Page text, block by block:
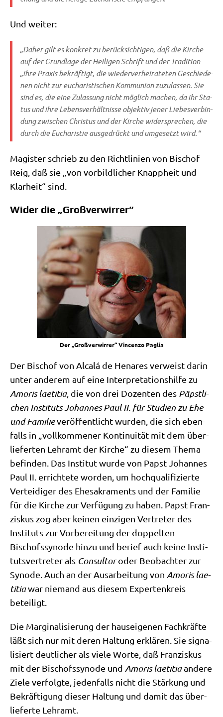
Und wei­ter:
„Daher gilt es kon­kret zu berück­sich­ti­gen, daß die Kir­che
auf der Grund­la­ge der Hei­li­gen Schrift und der Tra­di­ti­on
„ihre Pra­xis bekräf­tigt, die wie­der­ver­hei­ra­te­ten Geschie­de­
nen nicht zur eucha­ri­sti­schen Kom­mu­ni­on zuzu­las­sen. Sie
sind es, die eine Zulas­sung nicht mög­lich machen, da ihr Sta­
tus und ihre Lebens­ver­hält­nis­se objek­tiv jener Lie­bes­ver­bin­
dung zwi­schen Chri­stus und der Kir­che wider­spre­chen, die
durch die Eucha­ri­stie aus­ge­drückt und umge­setzt wird.“
Magi­ster schrieb zu den Richt­li­ni­en von Bischof
Reig, daß sie „von vor­bild­li­cher Knapp­heit und
Klar­heit“ sind.
Wider die „Großverwirrer“
Der „Groß­ver­wir­rer“ Vin­cen­zo Paglia
Der Bischof von Alcalá de Hena­res ver­weist dar­in
unter ande­rem auf eine Inter­pre­ta­ti­ons­hil­fe zu
Amo­ris lae­ti­tia, die von drei Dozen­ten des Päpst­li­
chen Insti­tuts Johan­nes Paul II. für Stu­di­en zu Ehe
und Fami­liever­öf­fent­licht wur­den, die sich eben­
falls in „voll­kom­me­ner Kon­ti­nui­tät mit dem über­
lie­fer­ten Lehr­amt der Kir­che“ zu die­sem The­ma
befin­den. Das Insti­tut wur­de von Papst Johan­nes
Paul II. errich­te­te wor­den, um hoch­qua­li­fi­zier­te
Ver­tei­di­ger des Ehe­sa­kra­ments und der Fami­lie
für die Kir­che zur Ver­fü­gung zu haben. Papst Fran­
zis­kus zog aber kei­nen ein­zi­gen Ver­tre­ter des
Insti­tuts zur Vor­be­rei­tung der dop­pel­ten
Bischofs­syn­ode hin­zu und berief auch kei­ne Insti­
tuts­ver­tre­ter als Con­sul­toroder Beob­ach­ter zur
Syn­ode. Auch an der Aus­ar­bei­tung von Amo­ris lae­
ti­tiawar nie­mand aus die­sem Exper­ten­kreis
beteiligt.
Die Mar­gi­na­li­sie­rung der haus­ei­ge­nen Fach­kräf­te
läßt sich nur mit deren Hal­tung erklä­ren. Sie signa­
li­siert deut­li­cher als vie­le Wor­te, daß Fran­zis­kus
mit der Bischofs­syn­ode und Amo­ris lae­ti­tiaande­re
Zie­le ver­folg­te, jeden­falls nicht die Stär­kung und
Bekräf­ti­gung die­ser Hal­tung und damit das über­
lie­fer­te Lehramt.